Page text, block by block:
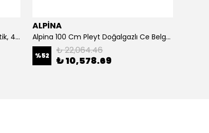
4 Demlikli Bakır Çay Kazanı Otomatik, 40 Litre
ALPİNA
Alpina 100 Cm Pleyt Doğalgazlı Ce Belgeli
%52 ₺ 22,064.46
₺ 10,578.69